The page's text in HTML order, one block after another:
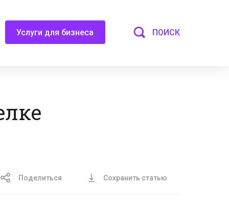
Услуги для бизнеса ПОИСК
Поделиться Сохранить статью